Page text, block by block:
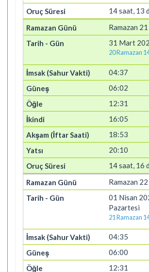
14 saat, 13
Ramazan 21
31 Mart
20 Ramazan
04:37
06:02
12:31
16:05
18:53
20:10
14 saat, 16
Ramazan 22
01 Nisan
Pazartesi
21 Ramazan
04:35
06:00
12:31